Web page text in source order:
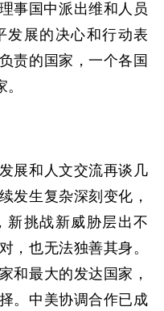
事国中派出维和人员
发展的决心和行动表
责的国家，一个各国
和人文交流再谈几
发生复杂深刻变化，
新挑战新威胁层出不
，也无法独善其身。
和最大的发达国家，
。中美协调合作已成